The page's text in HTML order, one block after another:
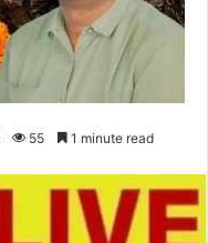
55 1 minute read